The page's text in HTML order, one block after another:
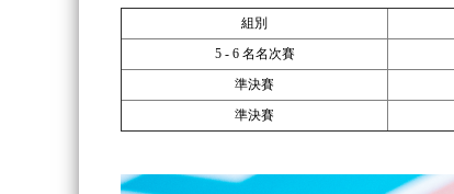
組別
5 - 6 名名次賽
準決賽
準決賽